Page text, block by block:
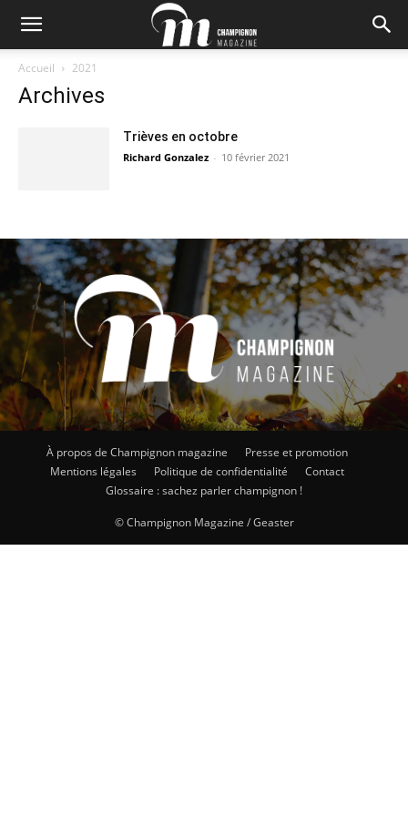
Accueil 2021
Archives
Trièves en octobre
Richard Gonzalez - 10 février 2021
À propos de Champignon magazine
Presse et promotion
Mentions légales
Politique de confidentialité
Contact
Glossaire : sachez parler champignon !
© Champignon Magazine / Geaster